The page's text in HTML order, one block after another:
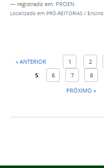
— registrado em: PROEN
Localizado em PRÓ-REITORIAS / Ensino
« ANTERIOR 1 2
5
6 7 8
PRÓXIMO »